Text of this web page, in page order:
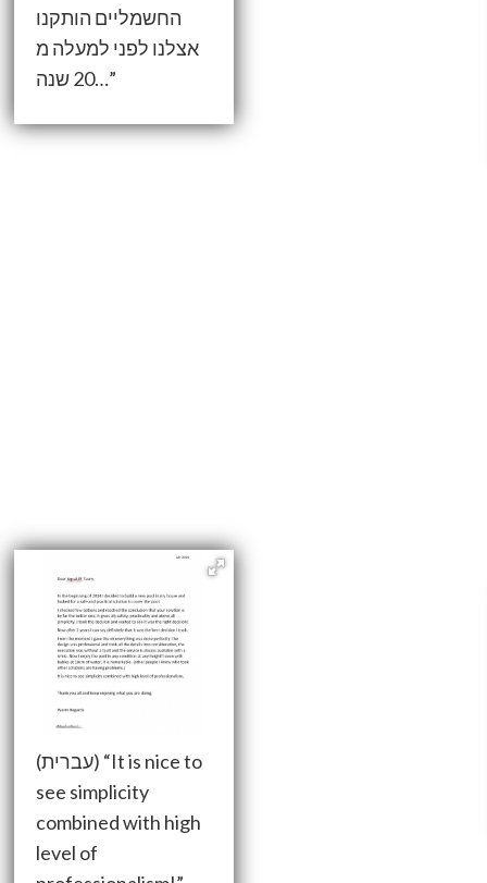
החשמליים הותקנו
אצלנו לפני למעלה מ
20 שנה…”
(עברית) “It is nice to
see simplicity
combined with high
level of